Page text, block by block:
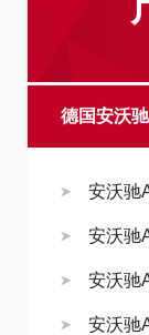
德国安沃
安沃驰
安沃驰
安沃驰
安沃驰